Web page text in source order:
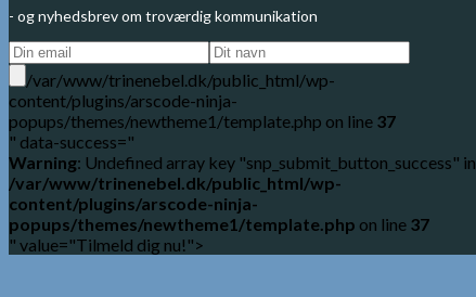
- og nyhedsbrev om troværdig kommunikation
/var/www/trinenebel.dk/public_html/wp-
content/plugins/arscode-ninja-
popups/themes/newtheme1/template.php on line 37
" data-success="
Warning: Undefined array key "snp_submit_button_success" in
/var/www/trinenebel.dk/public_html/wp-
content/plugins/arscode-ninja-
popups/themes/newtheme1/template.php on line 37
" value="Tilmeld dig nu!">